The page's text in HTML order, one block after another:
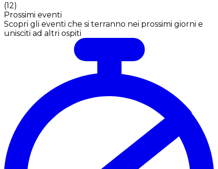
(12)
Prossimi eventi
Scopri gli eventi che si terranno nei prossimi giorni e
unisciti ad altri ospiti